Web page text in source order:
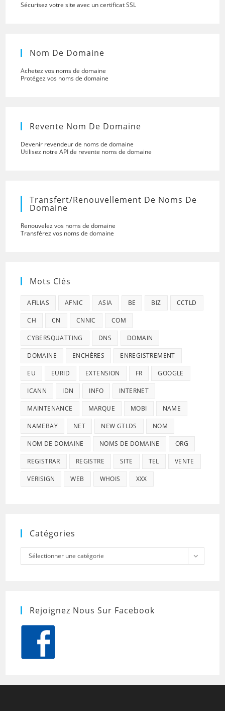
Sécurisez votre site avec un certificat SSL
Nom De Domaine
Achetez vos noms de domaine
Protégez vos noms de domaine
Revente Nom De Domaine
Devenir revendeur de noms de domaine
Utilisez notre API de revente noms de domaine
Transfert/renouvellement De Noms De
Domaine
Renouvelez vos noms de domaine
Transférez vos noms de domaine
Mots Clés
AFILIAS AFNIC ASIA BE BIZ CCTLD
CH CN CNNIC COM
CYBERSQUATTING DNS DOMAIN
DOMAINE ENCHÈRES ENREGISTREMENT
EU EURID EXTENSION FR GOOGLE
ICANN IDN INFO INTERNET
MAINTENANCE MARQUE MOBI NAME
NAMEBAY NET NEW GTLDS NOM
NOM DE DOMAINE NOMS DE DOMAINE ORG
REGISTRAR REGISTRE SITE TEL VENTE
VERISIGN WEB WHOIS XXX
Catégories
Catégories
Sélectionner une catégorie
Rejoignez Nous Sur Facebook